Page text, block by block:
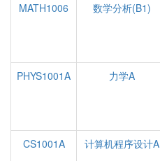
MATH1006
数学分析(B1)
PHYS1001A
力学A
CS1001A
计算机程序设计A